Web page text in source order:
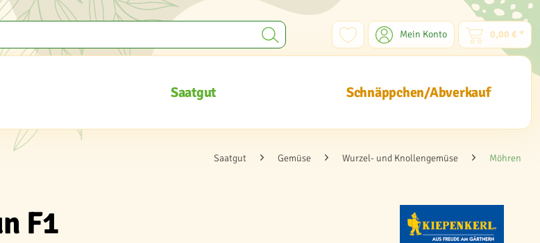
Mein Konto 0,00 € *
Saatgut Schnäppchen/Abverkauf
Saatgut Gemüse Wurzel- und Knollengemüse Möhren
F1